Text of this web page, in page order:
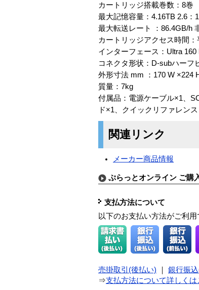
カートリッジ搭載巻数：8巻
最大記憶容量：4.16TB 2.6：
最大転送レート ：86.4GB/h
カートリッジアクセス時間：
インターフェース：Ultra 160
コネクタ形状：D-subハーフ
外形寸法 mm ：170 W ×224
質量：7kg
付属品：電源ケーブル×1、
ド×1、クイックリファレン
関連リンク
メーカー商品情報
ぷらっとオンライン ご購
支払方法について
以下のお支払い方法がご利用
売掛取引(後払い) 銀行振
⇒支払方法について詳しくは